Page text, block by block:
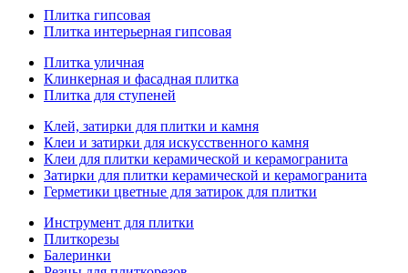
Плитка гипсовая
Плитка интерьерная гипсовая
Плитка уличная
Клинкерная и фасадная плитка
Плитка для ступеней
Клей, затирки для плитки и камня
Клеи и затирки для искусственного камня
Клеи для плитки керамической и керамогранита
Затирки для плитки керамической и керамогранита
Герметики цветные для затирок для плитки
Инструмент для плитки
Плиткорезы
Балеринки